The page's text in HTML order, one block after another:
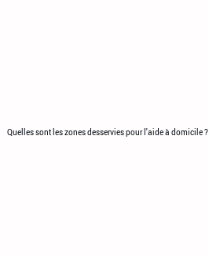
Quelles sont les zones desservies pour l'aide à domicile ?